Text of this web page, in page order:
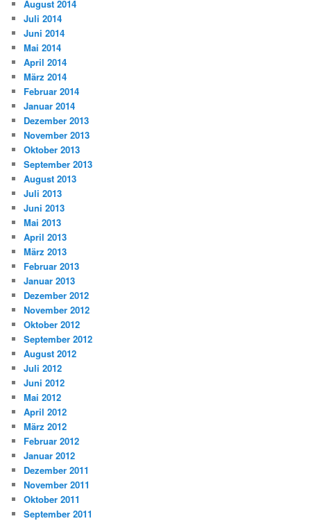
August 2014
Juli 2014
Juni 2014
Mai 2014
April 2014
März 2014
Februar 2014
Januar 2014
Dezember 2013
November 2013
Oktober 2013
September 2013
August 2013
Juli 2013
Juni 2013
Mai 2013
April 2013
März 2013
Februar 2013
Januar 2013
Dezember 2012
November 2012
Oktober 2012
September 2012
August 2012
Juli 2012
Juni 2012
Mai 2012
April 2012
März 2012
Februar 2012
Januar 2012
Dezember 2011
November 2011
Oktober 2011
September 2011